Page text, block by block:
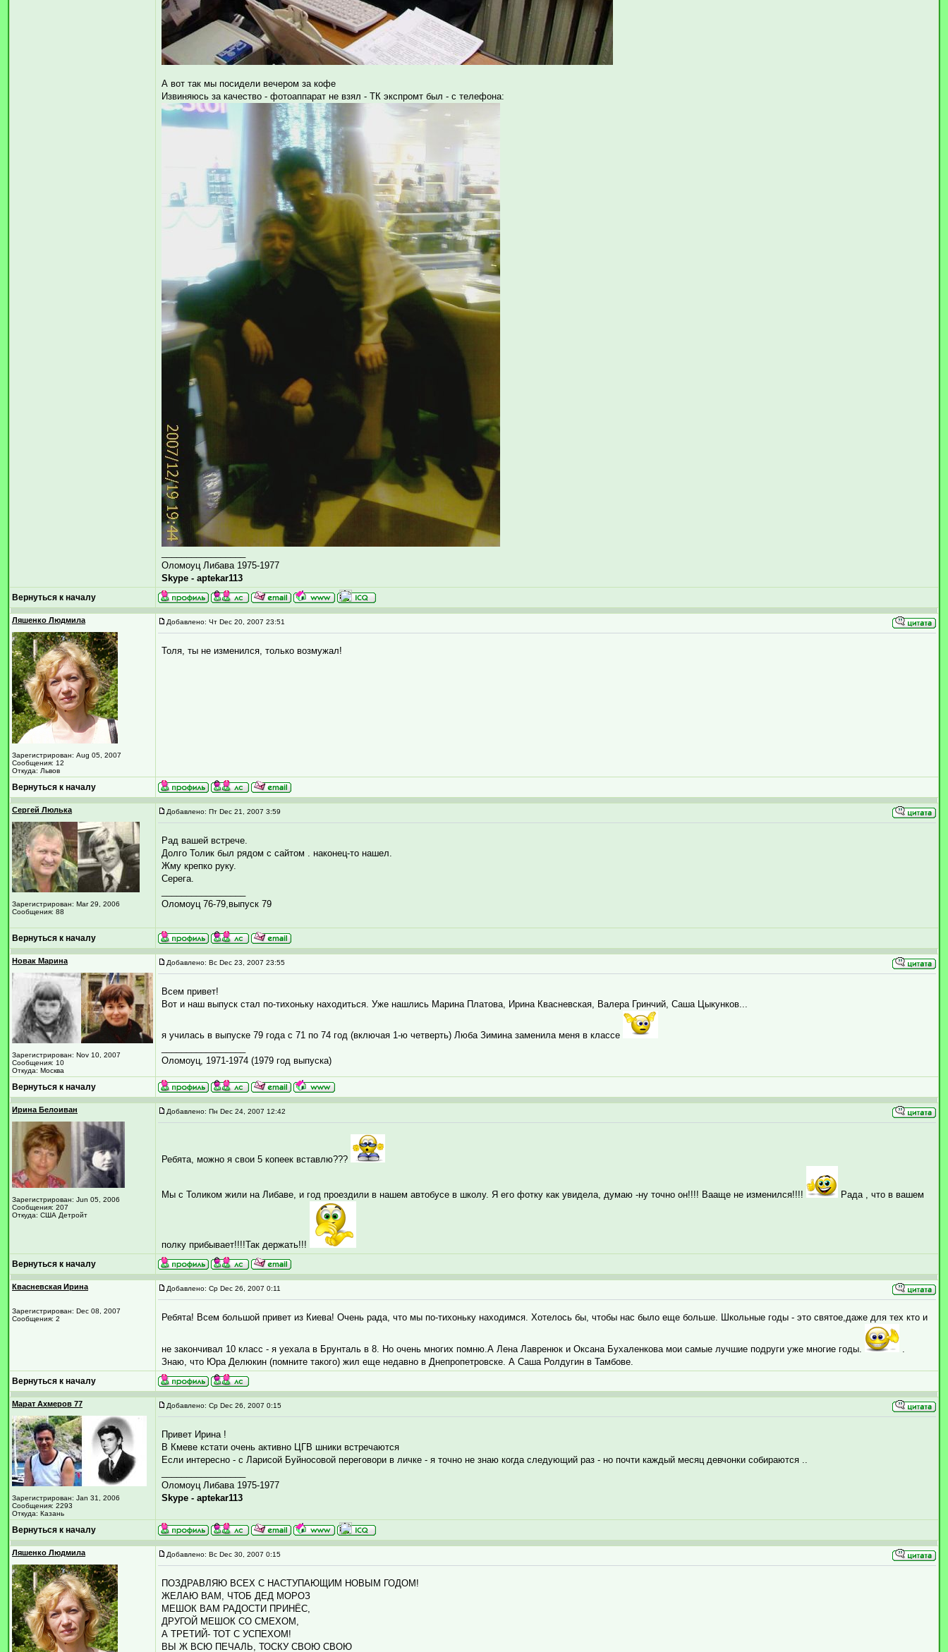
А вот так мы посидели вечером за кофе
Извиняюсь за качество - фотоаппарат не взял - ТК экспромт был - с телефона:
Оломоуц Либава 1975-1977
Skype - aptekar113
Вернуться к началу
Ляшенко Людмила
Зарегистрирован: Aug 05, 2007
Сообщения: 12
Откуда: Львов
Добавлено: Чт Dec 20, 2007 23:51
Толя, ты не изменился, только возмужал!
Вернуться к началу
Сергей Люлька
Зарегистрирован: Mar 29, 2006
Сообщения: 88
Добавлено: Пт Dec 21, 2007 3:59
Рад вашей встрече.
Долго Толик был рядом с сайтом . наконец-то нашел.
Жму крепко руку.
Серега.
Оломоуц 76-79,выпуск 79
Вернуться к началу
Новак Марина
Зарегистрирован: Nov 10, 2007
Сообщения: 10
Откуда: Москва
Добавлено: Вс Dec 23, 2007 23:55
Всем привет!
Вот и наш выпуск стал по-тихоньку находиться. Уже нашлись Марина Платова, Ирина Квасневская, Валера Гринчий, Саша Цыкунков...
я училась в выпуске 79 года с 71 по 74 год (включая 1-ю четверть) Люба Зимина заменила меня в классе
Оломоуц, 1971-1974 (1979 год выпуска)
Вернуться к началу
Ирина Белоиван
Зарегистрирован: Jun 05, 2006
Сообщения: 207
Откуда: США Детройт
Добавлено: Пн Dec 24, 2007 12:42
Ребята, можно я свои 5 копеек вставлю???
Мы с Толиком жили на Либаве, и год проездили в нашем автобусе в школу. Я его фотку как увидела, думаю -ну точно он!!!! Вааще не изменился!!!! Рада , что в вашем
полку прибывает!!!!Так держать!!!
Вернуться к началу
Квасневская Ирина
Зарегистрирован: Dec 08, 2007
Сообщения: 2
Добавлено: Ср Dec 26, 2007 0:11
Ребята! Всем большой привет из Киева! Очень рада, что мы по-тихоньку находимся. Хотелось бы, чтобы нас было еще больше. Школьные годы - это святое,даже для тех кто и
не закончивал 10 класс - я уехала в Брунталь в 8. Но очень многих помню.А Лена Лавренюк и Оксана Бухаленкова мои самые лучшие подруги уже многие годы.
.
Знаю, что Юра Делюкин (помните такого) жил еще недавно в Днепропетровске. А Саша Ролдугин в Тамбове.
Вернуться к началу
Марат Ахмеров 77
Зарегистрирован: Jan 31, 2006
Сообщения: 2293
Откуда: Казань
Добавлено: Ср Dec 26, 2007 0:15
Привет Ирина !
В Кмеве кстати очень активно ЦГВ шники встречаются
Если интересно - с Ларисой Буйносовой переговори в личке - я точно не знаю когда следующий раз - но почти каждый месяц девчонки собираются ..
Оломоуц Либава 1975-1977
Skype - aptekar113
Вернуться к началу
Ляшенко Людмила Добавлено: Вс Dec 30, 2007 0:15
ПОЗДРАВЛЯЮ ВСЕХ С НАСТУПАЮЩИМ НОВЫМ ГОДОМ!
ЖЕЛАЮ ВАМ, ЧТОБ ДЕД МОРОЗ
МЕШОК ВАМ РАДОСТИ ПРИНЁС,
ДРУГОЙ МЕШОК СО СМЕХОМ,
А ТРЕТИЙ- ТОТ С УСПЕХОМ!
ВЫ Ж ВСЮ ПЕЧАЛЬ, ТОСКУ СВОЮ СВОЮ